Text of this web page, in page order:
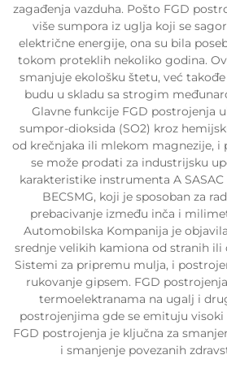
zagađenja vazduha. Pošto FGD
više sumpora iz uglja koji se
električne energije, ona su bila
tokom proteklih nekoliko godina.
smanjuje ekološku štetu, već
budu u skladu sa strogim
Glavne funkcije FGD postrojenja
sumpor-dioksida (SO2) kroz
od krečnjaka ili mlekom magnezije, i
se može prodati za industrijsku
karakteristike instrumenta A
BECSMG, koji je sposoban za
prebacivanje između inča i
Automobilska Kompanija je
srednje velikih kamiona od stranih ili
Sistemi za pripremu mulja, i
rukovanje gipsem. FGD
termoelektranama na ugalj i
postrojenjima gde se emituju visoki
FGD postrojenja je ključna za
i smanjenje povezanih